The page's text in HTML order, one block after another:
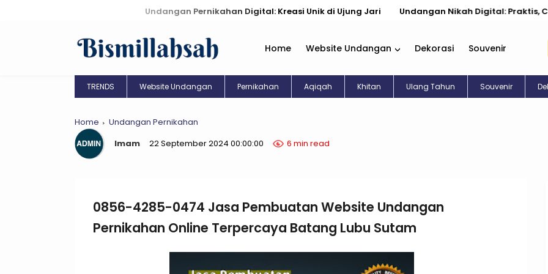
Undangan Pernikahan Digital: Kreasi Unik di Ujung Jari Undangan Nikah Digital: Praktis, Cantik, &
Home Website Undangan Dekorasi Souvenir
TRENDS Website Undangan Pernikahan Aqiqah Khitan Ulang Tahun Souvenir
Home
Undangan Pernikahan
Imam
22 September 2024 00:00:00 6 min read
0856-4285-0474 Jasa Pembuatan Website Undangan
Pernikahan Online Terpercaya Batang Lubu Sutam